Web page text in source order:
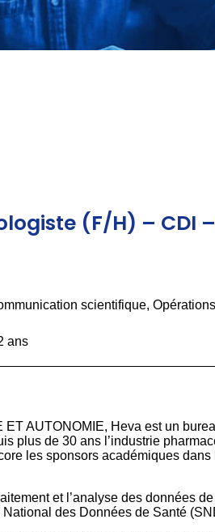
(F/H) – CDI
scientifique,
ans
AUTONOMIE, Heva est un
plus de 30 ans l’industrie
les sponsors académiques
et l’analyse des données
des Données de Santé